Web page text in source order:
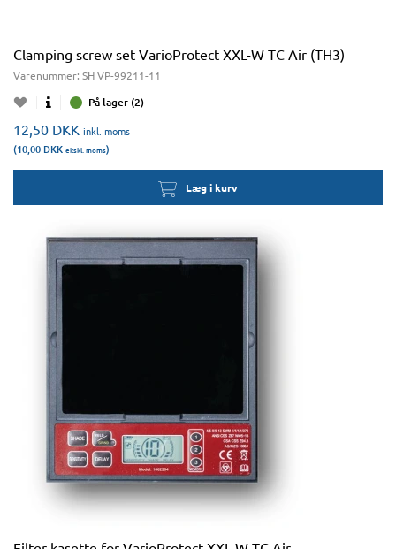
Clamping screw set VarioProtect XXL-W TC Air (TH3)
Varenummer: SH VP-99211-11
På lager (2)
12,50 DKK inkl. moms
(10,00 DKK ekskl. moms)
Læg i kurv